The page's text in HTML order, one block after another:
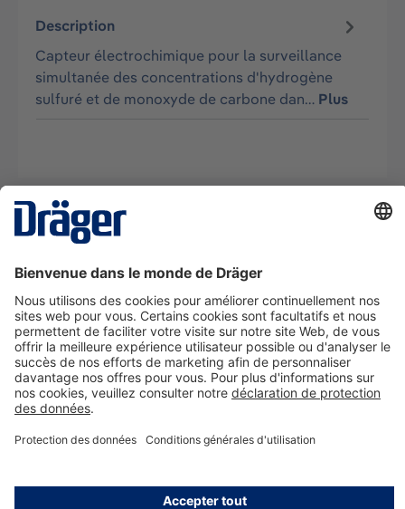
Description
Capteur électrochimique pour la surveillance
simultanée des concentrations d'hydrogène
sulfuré et de monoxyde de carbone dan… Plus
La technologie
Nous contacter
A propos de Dräger
Informations